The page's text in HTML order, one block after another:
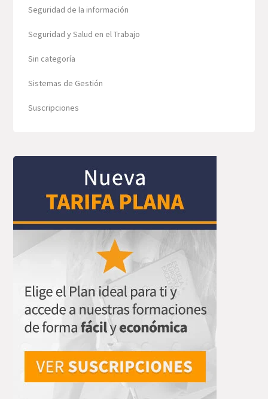
Seguridad de la información
Seguridad y Salud en el Trabajo
Sin categoría
Sistemas de Gestión
Suscripciones